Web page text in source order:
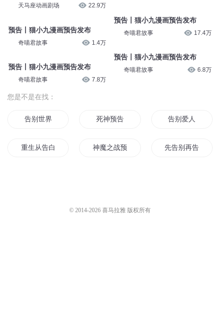
天马座动画剧场 22.9万
预告丨猫小九漫画预告发布
奇喵君故事 1.4万
预告丨猫小九漫画预告发布
奇喵君故事 7.8万
预告丨猫小九漫画预告发布
奇喵君故事 17.4万
预告丨猫小九漫画预告发布
奇喵君故事 6.8万
您是不是在找：
告别世界 死神预告 告别爱人
重生从告白开始 神魔之战预告 先告别再告白
© 2014-2026 喜马拉雅 版权所有